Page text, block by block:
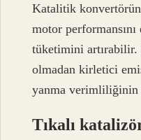
Katalitik konvertörün
motor
tüketimini
olmadan kirletici
yanma verimliliğinin
Tıkalı